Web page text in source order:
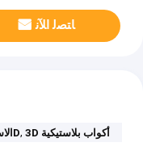
ﺎﺘﺼﻟ ﺍﻶﻧ
الاستقطاب نظارات 3D,
3D أكواب بلاستيكية